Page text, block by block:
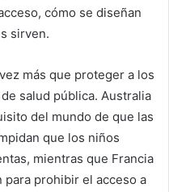
cómo se diseñan
sirven.
más que proteger a los
salud pública. Australia
del mundo de que las
que los niños
mientras que Francia
prohibir el acceso a